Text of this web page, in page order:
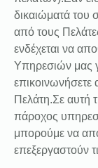
δικαιώματά του
από τους
ενδέχεται να
Υπηρεσιών μας
επικοινωνήσετε
Πελάτη.Σε αυτή
πάροχος
μπορούμε να
επεξεργαστούν